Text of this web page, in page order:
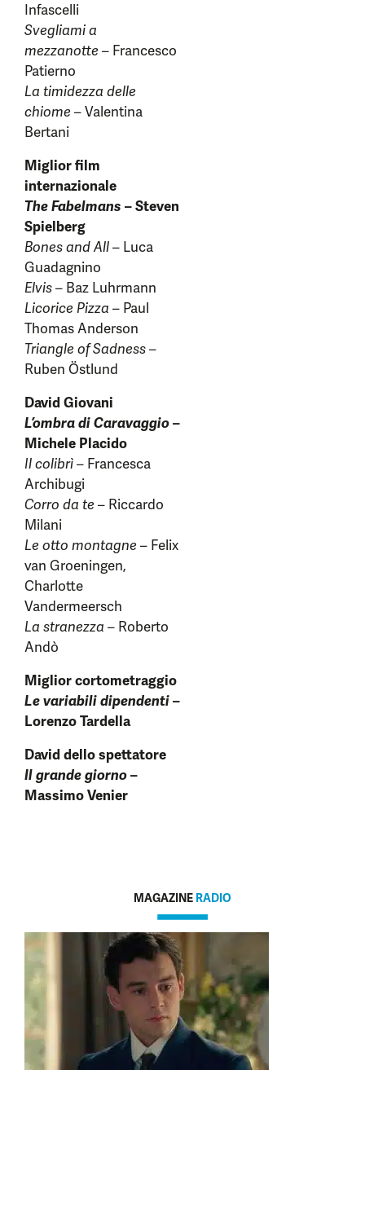
Infascelli
Svegliami a
mezzanotte – Francesco
Patierno
La timidezza delle
chiome – Valentina
Bertani
Miglior film
internazionale
The Fabelmans – Steven
Spielberg
Bones and All– Luca
Guadagnino
Elvis– Baz Luhrmann
Licorice Pizza – Paul
Thomas Anderson
Triangle of Sadness–
Ruben Östlund
David Giovani
L’ombra di Caravaggio–
Michele Placido
Il colibrì– Francesca
Archibugi
Corro da te – Riccardo
Milani
Le otto montagne – Felix
van Groeningen,
Charlotte
Vandermeersch
La stranezza – Roberto
Andò
Miglior cortometraggio
Le variabili dipendenti–
Lorenzo Tardella
David dello spettatore
Il grande giorno–
Massimo Venier
MAGAZINE RADIO